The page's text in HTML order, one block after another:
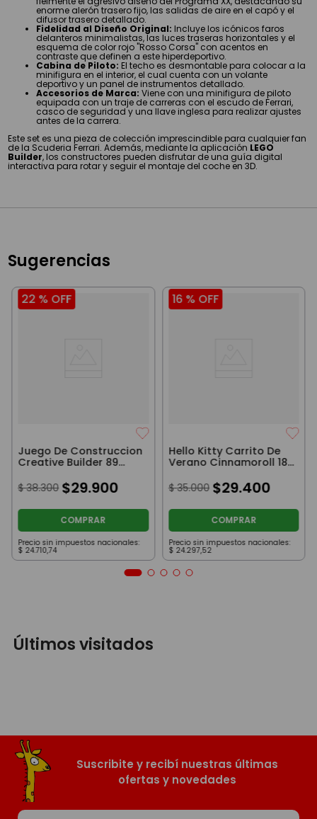
enorme alerón trasero fijo, las salidas de aire en el capó y el
difusor trasero detallado.
Fidelidad al Diseño Original: Incluye los icónicos faros
delanteros minimalistas, las luces traseras horizontales y el
esquema de color rojo "Rosso Corsa" con acentos en
contraste que definen a este hiperdeportivo.
Cabina de Piloto: El techo es desmontable para colocar a la
minifigura en el interior, el cual cuenta con un volante
deportivo y un panel de instrumentos detallado.
Accesorios de Marca: Viene con una minifigura de piloto
equipada con un traje de carreras con el escudo de Ferrari,
casco de seguridad y una llave inglesa para realizar ajustes
antes de la carrera.
Este set es una pieza de colección imprescindible para cualquier fan
de la Scuderia Ferrari. Además, mediante la aplicación LEGO
Builder, los constructores pueden disfrutar de una guía digital
interactiva para rotar y seguir el montaje del coche en 3D.
Sugerencias
22 % OFF
Juego De Construccion
Creative Builder 89
$ 38.300 $29.900
COMPRAR
Precio sin impuestos nacionales:
$ 24.710,74
16 % OFF
Hello Kitty Carrito De
Verano Cinnamoroll 18
$ 35.000 $29.400
COMPRAR
Precio sin impuestos nacionales:
$ 24.297,52
Últimos visitados
Suscribite y recibí nuestras últimas
ofertas y novedades